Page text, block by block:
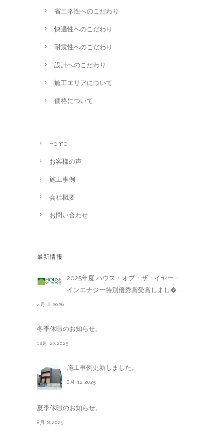
省エネ性へのこだわり
快適性へのこだわり
耐震性へのこだわり
設計へのこだわり
施工エリアについて
価格について
Home
お客様の声
施工事例
会社概要
お問い合わせ
最新情報
2025年度 ハウス・オブ・ザ・イヤー・
インエナジー特別優秀賞受賞しまし�. . .
4月 6,2026
冬季休暇のお知らせ。
12月 27,2025
施工事例更新しました。
8月 12,2025
夏季休暇のお知らせ。
8月 8,2025